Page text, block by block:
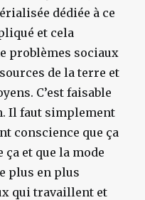
dédiée à ce
et cela
problèmes sociaux
de la terre et
C’est faisable
Il faut simplement
conscience que ça
et que la mode
plus en plus
qui travaillent et